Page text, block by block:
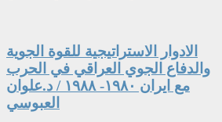
الادوار الاستراتيجية للقوة الجوية
والدفاع الجوي العراقي في الحرب
مع ايران ١٩٨٠- ١٩٨٨ / د.علوان
العبوسي